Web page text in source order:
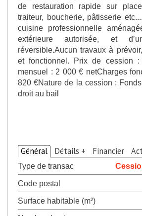
de restauration rapide sur
traiteur, boucherie, pâtisserie
cuisine professionnelle
extérieure autorisée, et
réversible.Aucun travaux à
et fonctionnel. Prix de cession
mensuel : 2 000 € netCharges
820 €Nature de la cession :
droit au bail
Général Détails + Financier
Type de transac
Code postal
Surface habitable (m²)